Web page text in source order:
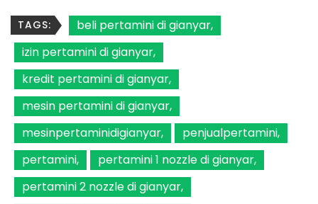
TAGS:
beli pertamini di gianyar
izin pertamini di gianyar
kredit pertamini di gianyar
mesin pertamini di gianyar
mesinpertaminidigianyar
penjualpertamini
pertamini
pertamini 1 nozzle di gianyar
pertamini 2 nozzle di gianyar